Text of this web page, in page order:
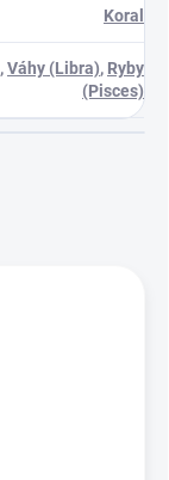
Koral
,Váhy (Libra), Ryby
(Pisces)